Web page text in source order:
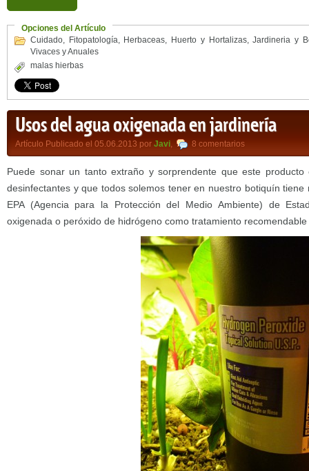
Opciones del Artículo
Cuidado, Fitopatología, Herbaceas, Huerto y Hortalizas,Jardineria y
Vivaces y Anuales
malas hierbas
Usos del agua oxigenada en jardinería
Artículo Publicado el 05.06.2013 por Javi, 8 comentarios
Puede sonar un tanto extraño y sorprendente que este producto
desinfectantes y que todos solemos tener en nuestro botiquín
EPA (Agencia para la Protección del Medio Ambiente) de
oxigenada o peróxido de hidrógeno como tratamiento